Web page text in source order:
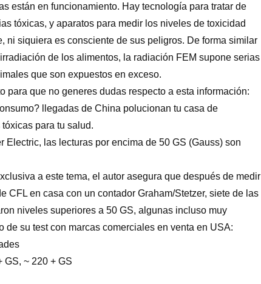
están en funcionamiento. Hay tecnología para tratar de
tóxicas, y aparatos para medir los niveles de toxicidad
ni siquiera es consciente de sus peligros. De forma similar
de los alimentos, la radiación FEM supone serias
que son expuestos en exceso.
para que no generes dudas respecto a esta información:
llegadas de China polucionan tu casa de
para tu salud.
Electric, las lecturas por encima de 50 GS (Gauss) son
a este tema, el autor asegura que después de medir
CFL en casa con un contador Graham/Stetzer, siete de las
niveles superiores a 50 GS, algunas incluso muy
de su test con marcas comerciales en venta en USA:
GS, ~ 220 + GS